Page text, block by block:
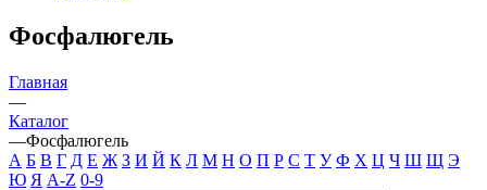
Фосфалюгель
Главная
—
Каталог
—Фосфалюгель
А Б В Г Д Е Ж З И Й К Л М Н О П Р С Т У Ф Х Ц Ч Ш Щ Э
Ю Я A-Z 0-9